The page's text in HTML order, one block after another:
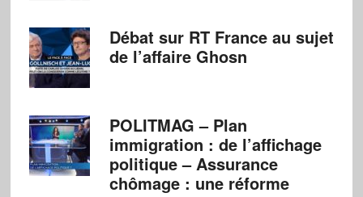
Débat sur RT France au sujet
de l’affaire Ghosn
POLITMAG – Plan
immigration : de l’affichage
politique – Assurance
chômage : une réforme